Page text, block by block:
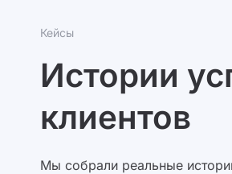
Кейсы
Истории
клиентов
Мы собрали реальные